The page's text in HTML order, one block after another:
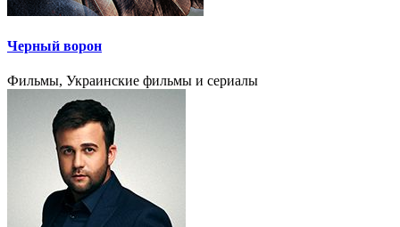
Черный ворон
Фильмы, Украинские фильмы и сериалы